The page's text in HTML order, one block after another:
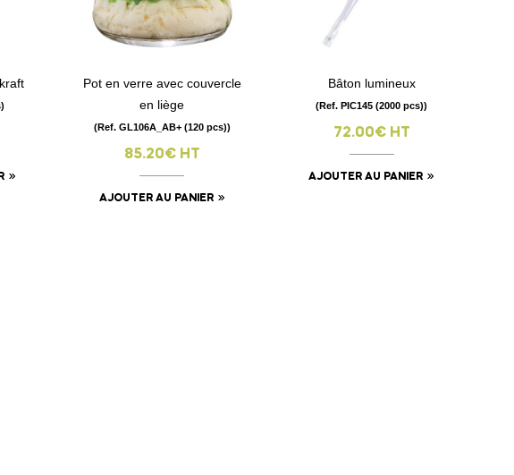
visibility
Pot en verre avec couvercle
en liège
(Ref. GL106A_AB+ (120 pcs))
85.20€ HT
AJOUTER AU PANIER
visibility
Bâton lumineux
(Ref. PIC145 (2000 pcs))
72.00€ HT
AJOUTER AU PANIER